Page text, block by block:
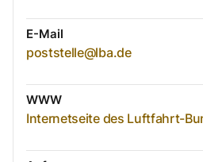
E-Mail
poststelle@lba.de
WWW
Internetseite des Luftfahrt-